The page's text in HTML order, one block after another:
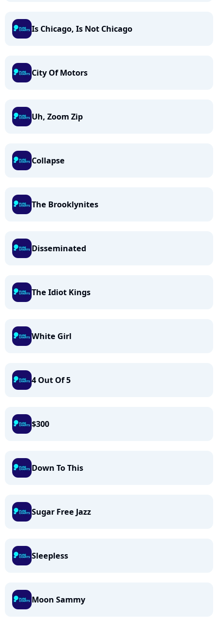
Is Chicago, Is Not Chicago
City Of Motors
Uh, Zoom Zip
Collapse
The Brooklynites
Disseminated
The Idiot Kings
White Girl
4 Out Of 5
$300
Down To This
Sugar Free Jazz
Sleepless
Moon Sammy